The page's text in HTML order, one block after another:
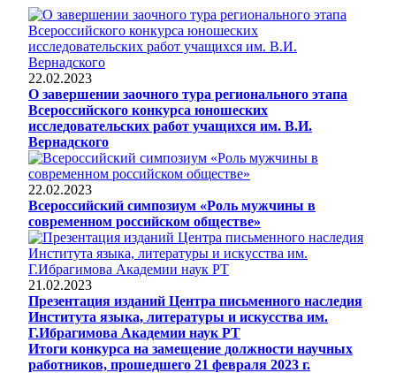
22.02.2023
О завершении заочного тура регионального этапа
Всероссийского конкурса юношеских
исследовательских работ учащихся им. В.И.
Вернадского
22.02.2023
Всероссийский симпозиум «Роль мужчины в
современном российском обществе»
21.02.2023
Презентация изданий Центра письменного наследия
Института языка, литературы и искусства им.
Г.Ибрагимова Академии наук РТ
Итоги конкурса на замещение должности научных
работников, прошедшего 21 февраля 2023 г.